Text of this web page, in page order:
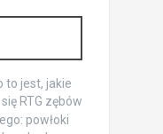
to jest, jakie
RTG zębów
powłoki